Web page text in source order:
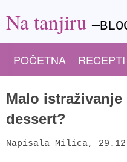
Na tanjiru
POČETNA RECEPTI
Malo
dessert?
Napisala Milica,